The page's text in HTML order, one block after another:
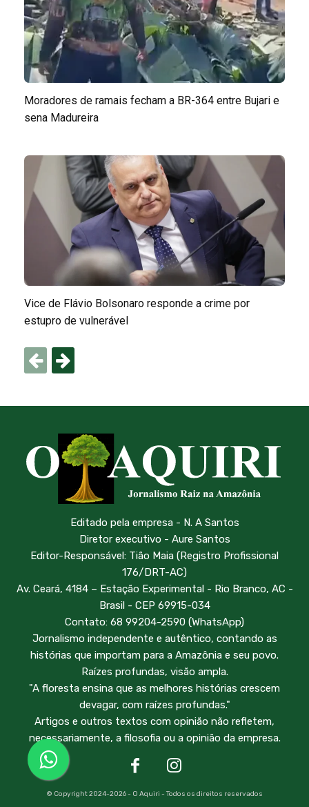
Moradores de ramais fecham a BR-364 entre Bujari e
sena Madureira
Vice de Flávio Bolsonaro responde a crime por
estupro de vulnerável
Editado pela empresa - N. A Santos
Diretor executivo - Aure Santos
Editor-Responsável: Tião Maia (Registro Profissional
176/DRT-AC)
Av. Ceará, 4184 – Estação Experimental - Rio Branco, AC -
Brasil - CEP 69915-034
Contato: 68 99204-2590 (WhatsApp)
Jornalismo independente e autêntico, contando as
histórias que importam para a Amazônia e seu povo.
Raízes profundas, visão ampla.
"A floresta ensina que as melhores histórias crescem
devagar, com raízes profundas."
Artigos e outros textos com opinião não refletem,
necessariamente, a filosofia ou a opinião da empresa.
© Copyright 2024-2026 - O Aquiri - Todos os direitos reservados